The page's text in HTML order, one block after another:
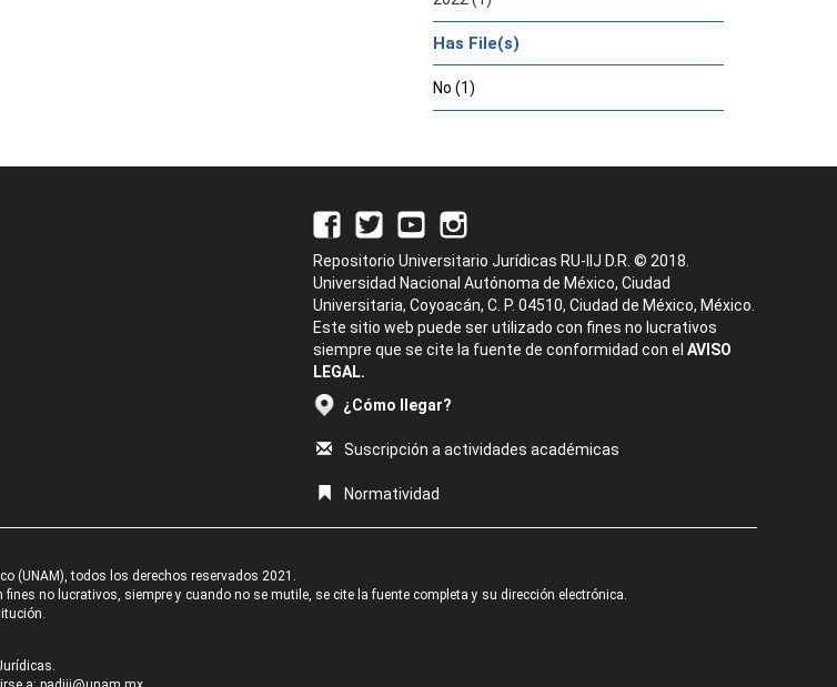
Has File(s)
No (1)
Repositorio Universitario Jurídicas RU-IIJ D.R. © 2018.
Universidad Nacional Autónoma de México, Ciudad
Universitaria, Coyoacán, C. P. 04510, Ciudad de México, México.
Este sitio web puede ser utilizado con fines no lucrativos
siempre que se cite la fuente de conformidad con el AVISO
LEGAL.
¿Cómo llegar?
Suscripción a actividades académicas
Normatividad
(UNAM), todos los derechos reservados 2021.
no lucrativos, siempre y cuando no se mutile, se cite la fuente completa y su dirección electrónica.